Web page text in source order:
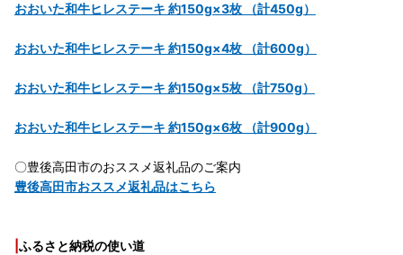
おおいた和牛ヒレステーキ 約150g×3枚 （計450g）
おおいた和牛ヒレステーキ 約150g×4枚 （計600g）
おおいた和牛ヒレステーキ 約150g×5枚 （計750g）
おおいた和牛ヒレステーキ 約150g×6枚 （計900g）
〇豊後高田市のおススメ返礼品のご案内
豊後高田市おススメ返礼品はこちら
ふるさと納税の使い道